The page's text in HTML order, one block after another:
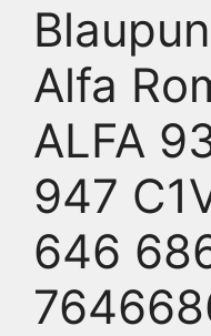
Alfa
ALFA
947
646